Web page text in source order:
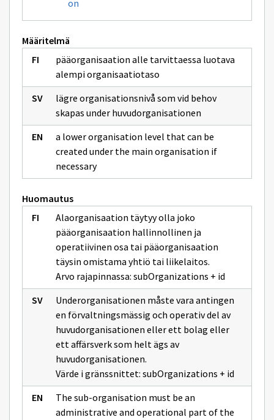
on
Määritelmä
pääorganisaation alle tarvittaessa luotava
alempi organisaatiotaso
lägre organisationsnivå som vid behov
skapas under huvudorganisationen
a lower organisation level that can be
created under the main organisation if
necessary
Huomautus
Alaorganisaation täytyy olla joko
pääorganisaation hallinnollinen ja
operatiivinen osa tai pääorganisaation
täysin omistama yhtiö tai liikelaitos.
Arvo rajapinnassa: subOrganizations + id
Underorganisationen måste vara antingen
en förvaltningsmässig och operativ del av
huvudorganisationen eller ett bolag eller
ett affärsverk som helt ägs av
huvudorganisationen.
Värde i gränssnittet: subOrganizations + id
The sub-organisation must be an
administrative and operational part of the